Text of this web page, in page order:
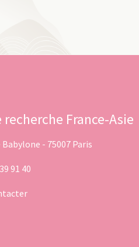
France-Asie
Babylone - 75007 Paris
91 40